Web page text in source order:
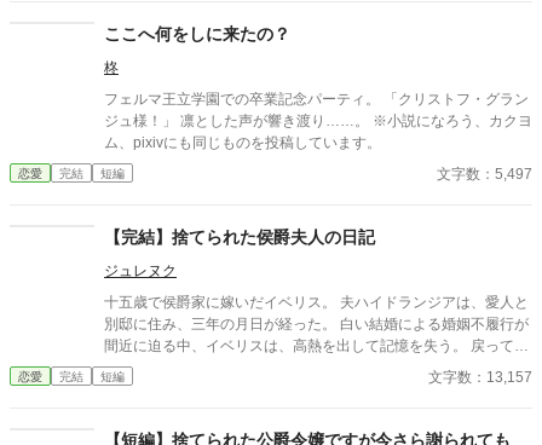
信用や信頼が生まれるわけもなく、ただ先行きに不安しかないの
だけれど……。 更に、バージンロードを義姉に歩かせろだ！？ 流
石にそこはお断りしますけど！？ もう、付き合いきれない。 けれ
ど、婚約白紙を今更出来ない…… なら、新たに契約を結びましょ
うか。 義理や人情がないのであれば、こちらは情けをかけませ
ん。 ----------------------- ※こちらの作品はカクヨムでも掲載してお
ここへ何をしに来たの？
柊
フェルマ王立学園での卒業記念パーティ。 「クリストフ・グラン
ジュ様！」 凛とした声が響き渡り……。 ※小説になろう、カクヨ
ム、pixivにも同じものを投稿しています。
恋愛 完結 短編 文字数：5,497
【完結】捨てられた侯爵夫人の日記
ジュレヌク
十五歳で侯爵家に嫁いだイベリス。 夫ハイドランジアは、愛人と
別邸に住み、三年の月日が経った。 白い結婚による婚姻不履行が
間近に迫る中、イベリスは、高熱を出して記憶を失う。 戻ってき
た夫は、妻に仕える侍女アリッサムから、いない月日の間書き綴
られた日記を手渡される。 そこには、出会った日から自分を恋し
なり、美しく成長した妻を前に、ハイドランジアは、心が揺ら
恋愛 完結 短編 文字数：13,157
【短編】捨てられた公爵令嬢ですが今さら謝られても